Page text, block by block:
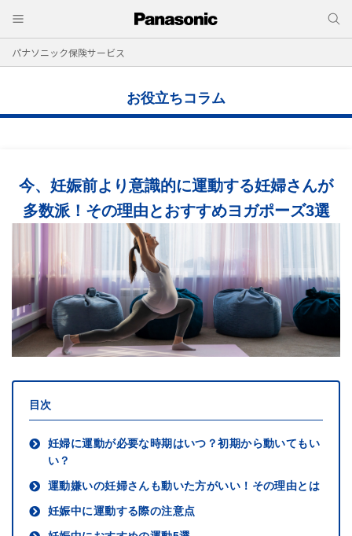
パナソニック保険サービス
お役立ちコラム
今、妊娠前より意識的に運動する妊婦さんが
多数派！その理由とおすすめヨガポーズ3選
目次
妊婦に運動が必要な時期はいつ？初期から動いてもい
い？
運動嫌いの妊婦さんも動いた方がいい！その理由とは
妊娠中に運動する際の注意点